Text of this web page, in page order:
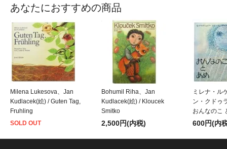
あなたにおすすめの商品
Milena Lukesova、Jan
Kudlacek(絵) / Guten Tag,
Fruhling
SOLD OUT
Bohumil Riha、Jan
Kudlacek(絵) / Kloucek
Smitko
2,500円(内税)
ミレナ・ル
ン・クドゥ
おんなのこ
600円(内